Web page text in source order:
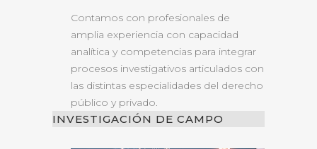
Contamos con profesionales de
amplia experiencia con capacidad
analítica y competencias para integrar
procesos investigativos articulados con
las distintas especialidades del derecho
público y privado.
INVESTIGACIÓN DE CAMPO